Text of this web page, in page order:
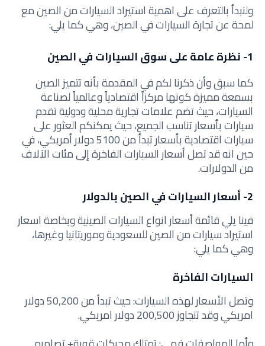
ولنبدأ بالتعرف على اهمية استيراد السيارات من الصين مع
لمحة عن تجارة السيارات في الصين، وهي كما يلي:
1- نظرة عامة على سوق السيارات في الصين
كما سبق وأن ذكرنا لكم في المقدمة بأنه تتميز الصين
بسمعة مميزة كونها مركزاً اقتصادياً وعالمياً لصناعة
السيارات، حيث تضم علامات تجارية محلية ودولية تقدم
سيارات بأسعار تناسب الجميع، حيث يمكنكم العثور على
سيارات اقتصادية بأسعار تبدأ من 5100 دولار أمريكي، في
حين انه قد تصل أسعار السيارات الفاخرة إلى مئات الآلاف
من الدولارات.
2- أسعار السيارات في الصين بالدولار
فينا يلي قائمة أسعار انواع السيارات الصينية وبخاصة اسعار
استيراد سيارات من الصين للسعودية وموريتانيا وغيرها،
وهي كما يلي:
السيارات الفاخرة
وتصل الأسعار لهذه السيارات: حيث تبدأ من 50,200 دولار
امريكي وقد تتجاوز 200,500 دولار امريكي.